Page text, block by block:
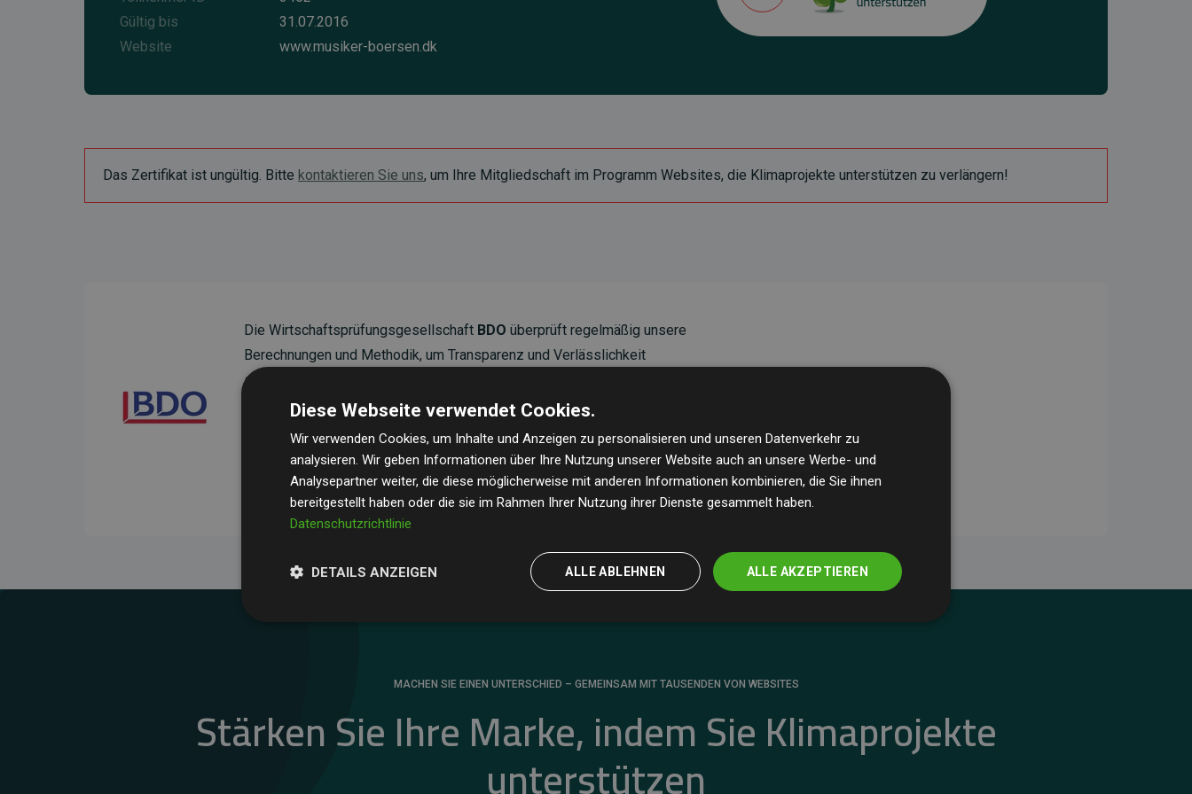
Gültig bis
31.07.2016
Website
www.musiker-boersen.dk
Das Zertifikat ist ungültig. Bitte kontaktieren Sie uns, um Ihre Mitgliedschaft im Programm Websites, die Klimaprojekte unterstützen zu verlängern!
Die Wirtschaftsprüfungsgesellschaft BDO überprüft regelmäßig unsere
Berechnungen und Methodik, um Transparenz und Verlässlichkeit
sicherzustellen.
Ihre Prüfungen belegen, dass unsere Investitionen in Klimaschutzprojekte im
Durchschnitt200 % der geschätzten CO₂-Emissionender teilnehmenden
Websites kompensieren – ein klarer Nachweis für die messbare Klimawirkung
unseres Ansatzes.
MACHEN SIE EINEN UNTERSCHIED – GEMEINSAM MIT TAUSENDEN VON WEBSITES
Stärken Sie Ihre Marke, indem Sie Klimaprojekte
Diese Webseite verwendet Cookies.
Wir verwenden Cookies, um Inhalte und Anzeigen zu personalisieren und unseren Datenverkehr zu
analysieren. Wir geben Informationen über Ihre Nutzung unserer Website auch an unsere Werbe- und
Analysepartner weiter, die diese möglicherweise mit anderen Informationen kombinieren, die Sie ihnen
bereitgestellt haben oder die sie im Rahmen Ihrer Nutzung ihrer Dienste gesammelt haben.
Datenschutzrichtlinie
ALLE AKZEPTIEREN
ALLE ABLEHNEN
DETAILS ANZEIGEN